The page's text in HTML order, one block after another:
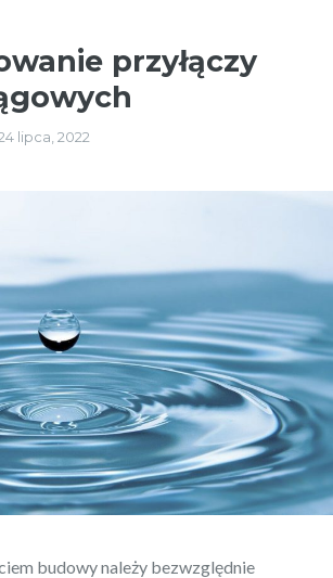
przyłączy
lipca, 2022
budowy należy bezwzględnie